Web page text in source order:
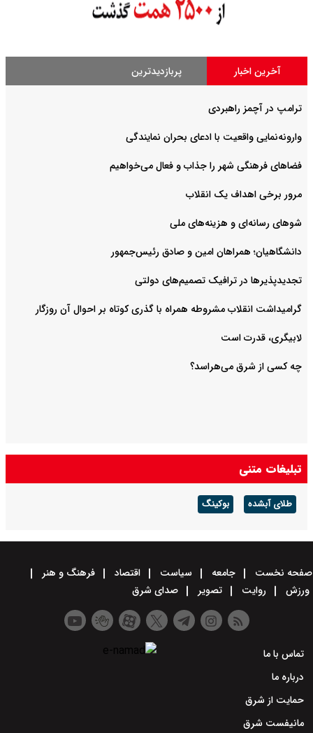
آخرین اخبار پربازدیدترین
ترامپ در آچمز راهبردی
وارونه‌نمایی واقعیت با ادعای بحران نمایندگی
فضا‌های فرهنگی شهر را جذاب و فعال می‌‌خواهیم
مرور برخی اهداف یک انقلاب
شوهای رسانه‌ای و هزینه‌های ملی
دانشگاهیان؛ همراهان امین و صادق رئیس‌جمهور
تجدیدپذیرها در ترافیک تصمیم‌های دولتی
گرامیداشت انقلاب مشروطه همراه با گذری کوتاه بر احوال آن روزگار
لابیگری، قدرت است
چه کسی از شرق می‌هراسد؟
تبلیغات متنی
طلای آبشده بوکینگ
صفحه نخست جامعه سیاست اقتصاد
فرهنگ و هنر
ورزش
روایت تصویر صدای شرق
تماس با ما
درباره ما
حمایت از شرق
مانیفست شرق